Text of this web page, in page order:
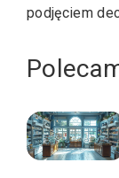
podjęciem